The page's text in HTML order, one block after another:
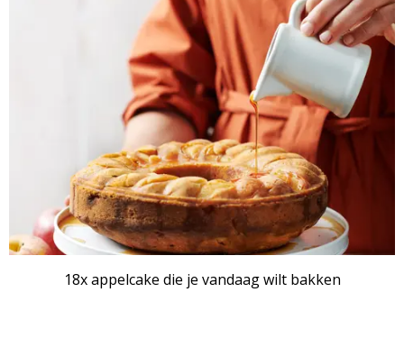
18x appelcake die je vandaag wilt bakken